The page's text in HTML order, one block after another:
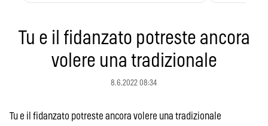
Tu e il fidanzato potreste ancora
volere una tradizionale
8.6.2022 08:34
Tu e il fidanzato potreste ancora volere una tradizionale